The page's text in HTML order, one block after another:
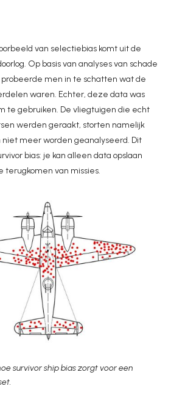
van selectiebias komt uit de
Op basis van analyses van schade
men in te schatten wat de
waren. Echter, deze data was
te gebruiken. De vliegtuigen die echt
werden geraakt, storten namelijk
niet meer worden geanalyseerd. Dit
bias: je kan alleen data opslaan
terugkomen van missies.
survivor ship bias zorgt voor een